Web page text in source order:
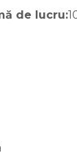
de lucru: